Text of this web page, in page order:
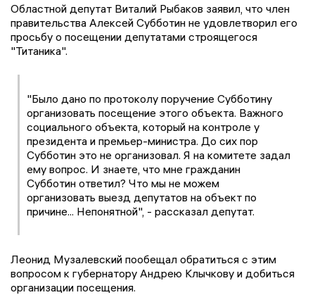
Областной депутат Виталий Рыбаков заявил, что член
правительства Алексей Субботин не удовлетворил его
просьбу о посещении депутатами строящегося
"Титаника".
"Было дано по протоколу поручение Субботину
организовать посещение этого объекта. Важного
социального объекта, который на контроле у
президента и премьер-министра. До сих пор
Субботин это не организовал. Я на комитете задал
ему вопрос. И знаете, что мне гражданин
Субботин ответил? Что мы не можем
организовать выезд депутатов на объект по
причине... Непонятной", - рассказал депутат.
Леонид Музалевский пообещал обратиться с этим
вопросом к губернатору Андрею Клычкову и добиться
организации посещения.